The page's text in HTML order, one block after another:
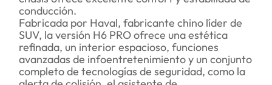
conducción.
Fabricada por Haval, fabricante chino líder de
SUV, la versión H6 PRO ofrece una estética
refinada, un interior espacioso, funciones
avanzadas de infoentretenimiento y un conjunto
completo de tecnologías de seguridad, como la